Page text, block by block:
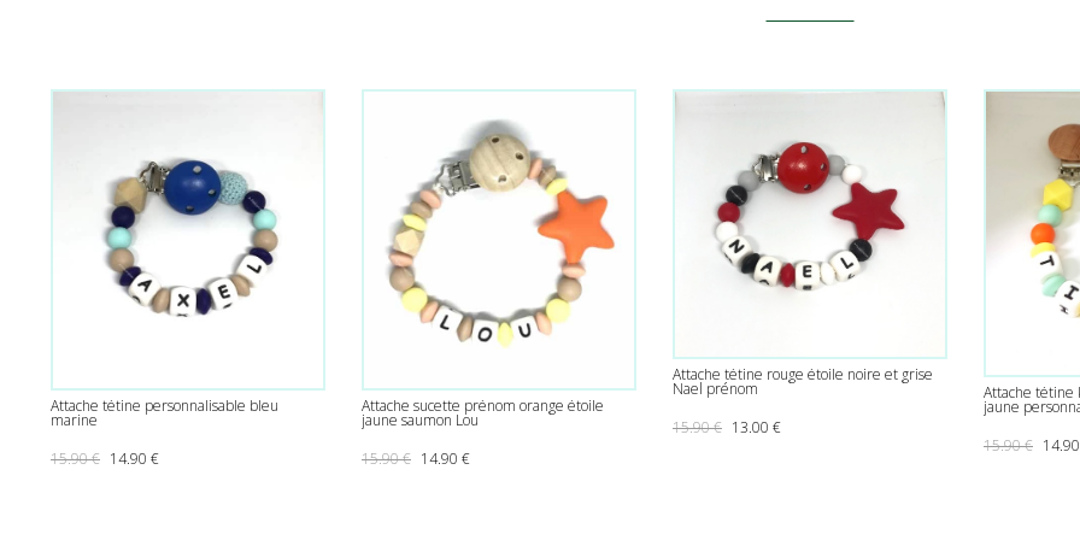
Attache tétine personnalisable bleu
marine
15.90€ Le prix initial était : 15.90 €.
14.90 €Le prix actuel est : 14.90 €.
Attache sucette prénom orange étoile
jaune saumon Lou
15.90€ Le prix initial était : 15.90 €.
14.90 €Le prix actuel est : 14.90 €.
Attache tétine rouge étoile noire et grise
Nael prénom
15.90€ Le prix initial était : 15.90 €.
13.00 €Le prix actuel est : 13.00 €.
Attache tétine
jaune
15.90€ Le
14.90